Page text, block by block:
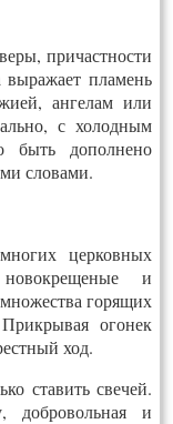
причастности
пламень
ангелам или
с холодным
быть дополнено
словами.
церковных
и
горящих
огонек
ход.
ставить свечей.
и